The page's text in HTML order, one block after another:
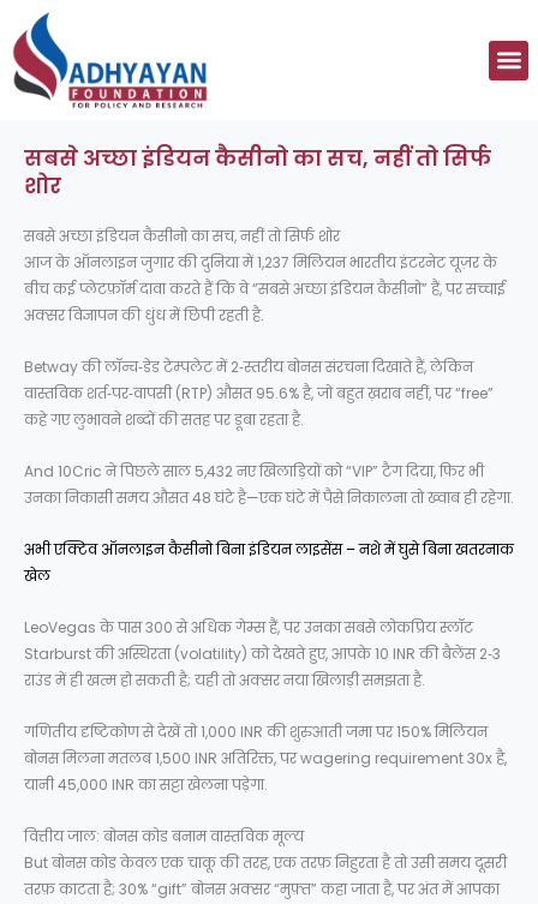
to
content
सबसे अच्छा इंडियन कैसीनो का सच, नहीं तो सिर्फ
शोर
सबसे अच्छा इंडियन कैसीनो का सच, नहीं तो सिर्फ शोर
आज के ऑनलाइन जुगार की दुनिया में 1,237 मिलियन भारतीय इंटरनेट यूज़र के
बीच कई प्लेटफ़ॉर्म दावा करते हैं कि वे “सबसे अच्छा इंडियन कैसीनो” हैं, पर सच्चाई
अक्सर विज्ञापन की धुंध में छिपी रहती है.
Betway की लॉन्च‑डेड टेम्पलेट में 2‑स्तरीय बोनस संरचना दिखाते हैं, लेकिन
वास्तविक शर्त‑पर‑वापसी (RTP) औसत 95.6% है, जो बहुत ख़राब नहीं, पर “free”
कहे गए लुभावने शब्दों की सतह पर डूबा रहता है.
And 10Cric ने पिछले साल 5,432 नए खिलाड़ियों को “VIP” टैग दिया, फिर भी
उनका निकासी समय औसत 48 घंटे है—एक घंटे में पैसे निकालना तो ख्वाब ही रहेगा.
अभी एक्टिव ऑनलाइन कैसीनो बिना इंडियन लाइसेंस – नशे में घुसे बिना खतरनाक
खेल
LeoVegas के पास 300 से अधिक गेम्स हैं, पर उनका सबसे लोकप्रिय स्लॉट
Starburst की अस्थिरता (volatility) को देखते हुए, आपके 10 INR की बैलेंस 2‑3
राउंड में ही खत्म हो सकती है; यही तो अक्सर नया खिलाड़ी समझता है.
गणितीय दृष्टिकोण से देखें तो 1,000 INR की शुरुआती जमा पर 150% मिलियन
बोनस मिलना मतलब 1,500 INR अतिरिक्त, पर wagering requirement 30x है,
यानी 45,000 INR का सट्टा खेलना पड़ेगा.
वित्तीय जाल: बोनस कोड बनाम वास्तविक मूल्य
But बोनस कोड केवल एक चाकू की तरह, एक तरफ़ निहुरता है तो उसी समय दूसरी
तरफ़ काटता है; 30% “gift” बोनस अक्सर “मुफ़्त” कहा जाता है, पर अंत में आपका